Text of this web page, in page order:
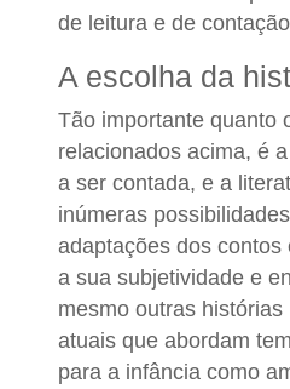
de leitura e de
A escolha da
Tão importante quanto
relacionados acima, é
a ser contada, e a
inúmeras
adaptações dos contos
a sua subjetividade e
mesmo outras
atuais que abordam
para a infância como